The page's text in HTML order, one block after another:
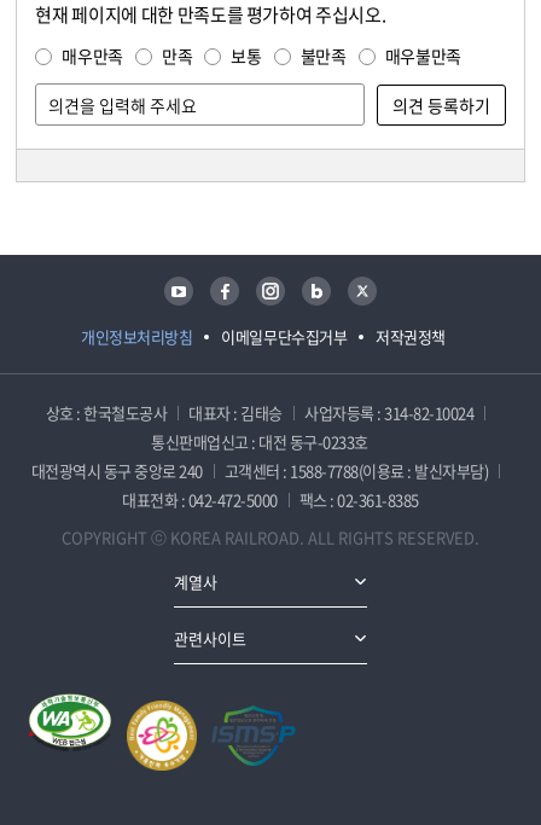
현재 페이지에 대한 만족도를 평가하여 주십시오.
매우만족 만족 보통 불만족 매우불만족
개인정보처리방침 이메일무단수집거부 저작권정책
유튜브 페이스북 인스타그램 블로그 트위터
상호 : 한국철도공사 대표자 : 김태승
사업자등록 : 314-82-10024
통신판매업신고 : 대전 동구-0233호
대전광역시 동구 중앙로 240
고객센터 : 1588-7788(이용료 : 발신자부담)
대표전화 : 042-472-5000
팩스 : 02-361-8385
COPYRIGHT ⓒ KOREA RAILROAD. ALL RIGHTS RESERVED.
계열사
관련사이트